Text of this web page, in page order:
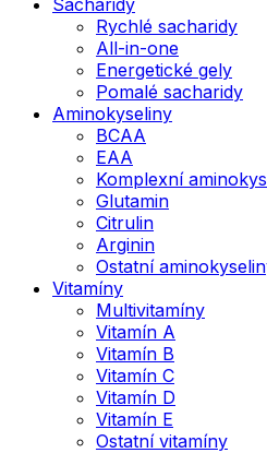
Rychlé sacharidy
All-in-one
Energetické gely
Pomalé sacharidy
Aminokyseliny
BCAA
EAA
Komplexní
Glutamin
Citrulin
Arginin
Ostatní
Vitamíny
Multivitamíny
Vitamín A
Vitamín B
Vitamín C
Vitamín D
Vitamín E
Ostatní vitamíny